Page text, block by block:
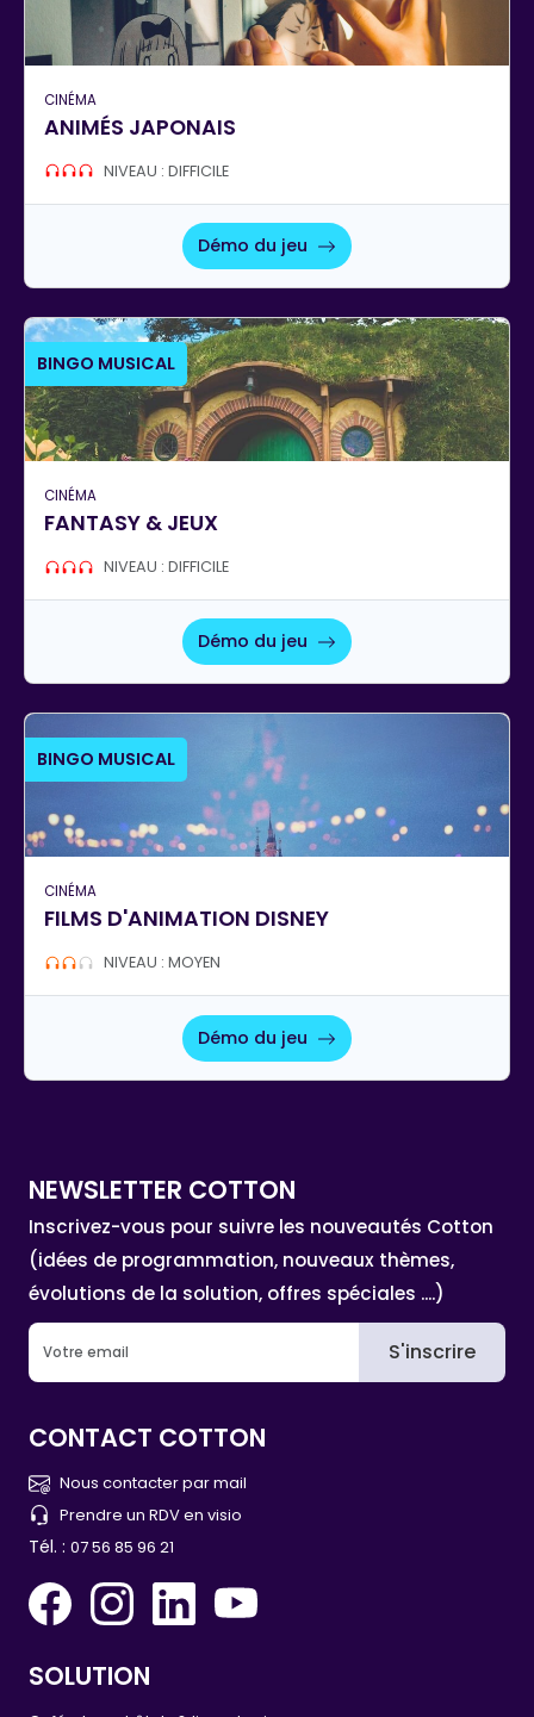
CINÉMA
ANIMÉS JAPONAIS
NIVEAU : DIFFICILE
Démo du jeu
BINGO MUSICAL
CINÉMA
FANTASY & JEUX
NIVEAU : DIFFICILE
Démo du jeu
BINGO MUSICAL
CINÉMA
FILMS D'ANIMATION DISNEY
NIVEAU : MOYEN
Démo du jeu
NEWSLETTER COTTON
Inscrivez-vous pour suivre les nouveautés Cotton
(idées de programmation, nouveaux thèmes,
évolutions de la solution, offres spéciales ....)
S'inscrire
CONTACT COTTON
Nous contacter par mail
Prendre un RDV en visio
Tél. : 07 56 85 96 21
SOLUTION